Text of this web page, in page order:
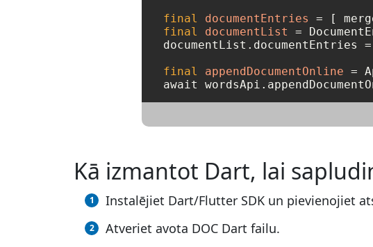
final
documentEntries =
final
documentList =
documentList.documentEntries
final
appendDocumentOnline =
Kā izmantot Dart, lai
Instalējiet Dart/Flutter SDK un pievienojiet
Atveriet avota DOC Dart failu.